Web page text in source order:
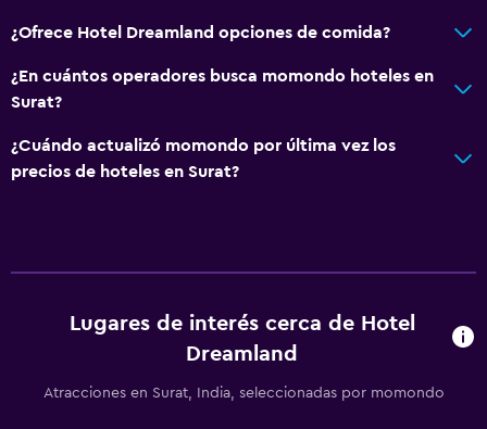
¿Ofrece Hotel Dreamland opciones de comida?
¿En cuántos operadores busca momondo hoteles en
Surat?
¿Cuándo actualizó momondo por última vez los
precios de hoteles en Surat?
Lugares de interés cerca de Hotel
Dreamland
Atracciones en Surat, India, seleccionadas por momondo